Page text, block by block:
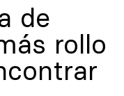
de
rollo